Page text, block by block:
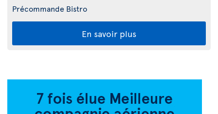
Précommande Bistro
En savoir plus